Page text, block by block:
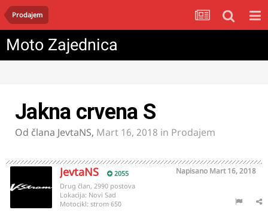
Prodajem
Moto Zajednica
Jakna crvena S
Od člana JevtaNS, Mart 16, 2018 in Prodajem
JevtaNS 2055 Napisano Mart 16, 2018
Drug član, 2990 postova
Lokacija: Novi Sad
Motocikl: strom 650